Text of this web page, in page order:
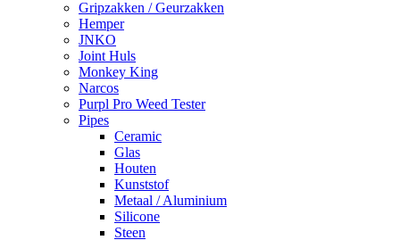
Gripzakken / Geurzakken
Hemper
JNKO
Joint Huls
Monkey King
Narcos
Purpl Pro Weed Tester
Pipes
Ceramic
Glas
Houten
Kunststof
Metaal / Aluminium
Silicone
Steen